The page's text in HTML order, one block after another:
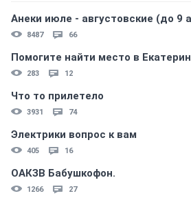
Анеки июле - августовские (до 9
8487 66
Помогите найти место в
283 12
Что то прилетело
3931 74
Электрики вопрос к вам
405 16
ОАКЗВ Бабушкофон.
1266 27